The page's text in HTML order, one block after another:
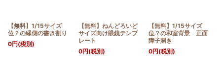
【無料】1/15サイズ
位？の縁側の書き割り
0円(税別)
【無料】ねんどろいど
サイズ向け眼鏡テンプ
レート
0円(税別)
【無料】1/15サイズ
位？の和室背景 正面
障子開き
0円(税別)